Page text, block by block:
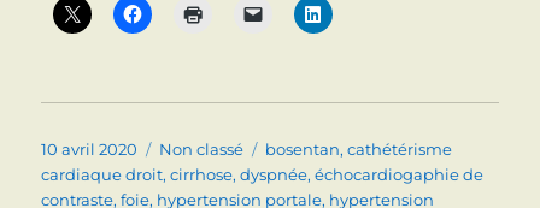
Publié
le
10 avril 2020 Catégories
Non classé Étiquettes
bosentan,cathétérisme
cardiaque droit,cirrhose,dyspnée,échocardiogaphie de
contraste,foie, hypertension portale, hypertension